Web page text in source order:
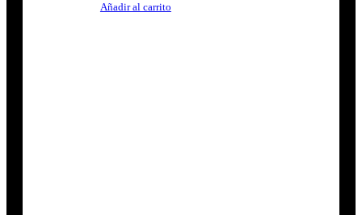
Añadir al carrito